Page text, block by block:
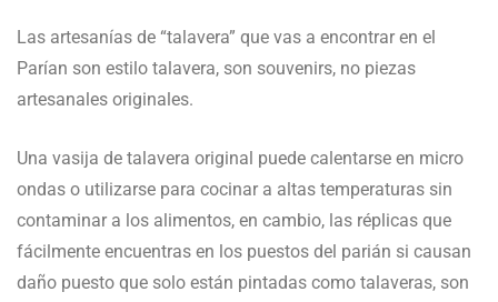
Las artesanías de “talavera” que vas a encontrar en el
Parían son estilo talavera, son souvenirs, no piezas
artesanales originales.
Una vasija de talavera original puede calentarse en micro
ondas o utilizarse para cocinar a altas temperaturas sin
contaminar a los alimentos, en cambio, las réplicas que
fácilmente encuentras en los puestos del parián si causan
daño puesto que solo están pintadas como talaveras, son